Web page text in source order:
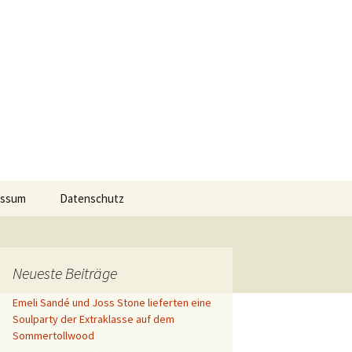
Datenschutz
Neueste Beiträge
Emeli Sandé und Joss Stone lieferten eine
Soulparty der Extraklasse auf dem
Sommertollwood